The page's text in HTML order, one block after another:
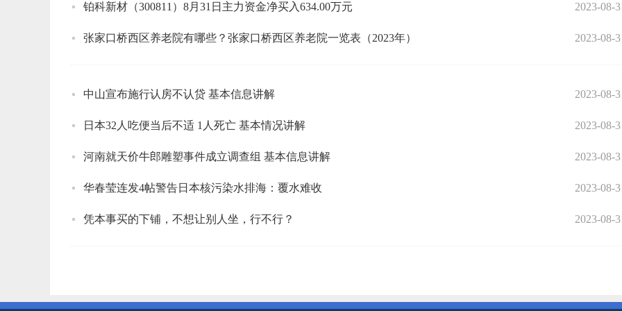
铂科新材（300811）8月31日主力资金净买入634.00万元 2023-08-
张家口桥西区养老院有哪些？张家口桥西区养老院一览表（2023年） 2023-08-
中山宣布施行认房不认贷 基本信息讲解 2023-08-
日本32人吃便当后不适 1人死亡 基本情况讲解 2023-08-
河南就天价牛郎雕塑事件成立调查组 基本信息讲解 2023-08-
华春莹连发4帖警告日本核污染水排海：覆水难收 2023-08-
凭本事买的下铺，不想让别人坐，行不行？ 2023-08-